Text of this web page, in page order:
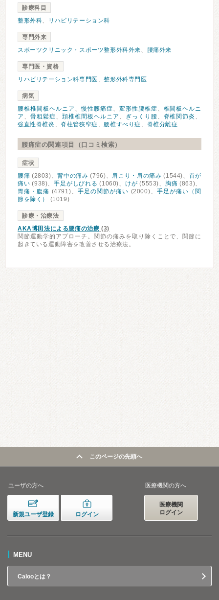
診療科目
整形外科、 リハビリテーション科
専門外来
スポーツクリニック・スポーツ整形外科外来、 腰痛外来
専門医・資格
リハビリテーション科専門医 、整形外科専門医
病気
腰椎椎間板ヘルニア 、慢性腰痛症、 変形性腰椎症、 椎間板ヘルニ
ア 、 骨粗鬆症、 頚椎椎間板ヘルニア 、 ぎっくり腰、 脊椎関節炎 、
強直性脊椎炎 、 脊柱管狭窄症、 腰椎すべり症、 脊椎分離症
腰痛症の関連項目（口コミ検索）
症状
腰痛 (2803)、背中の痛み (796)、 肩こり・肩の痛み (1544)、 首が
痛い (938)、手足がしびれる (1060)、 けが (5553)、 胸痛 (863)、
胃痛・腹痛 (4791)、 手足の関節が痛い (2000)、 手足が痛い（関
節を除く）
(1019)
診療・治療法
AKA博田法による腰痛の治療 (3)
関節運動学的アプローチ。関節の痛みを取り除くことで、関節に
起きている運動障害を改善させる治療法。
このページの先頭へ
ユーザの方へ
新規ユーザ登録 ログイン
医療機関の方へ
医療機関
ログイン
MENU
Calooとは？